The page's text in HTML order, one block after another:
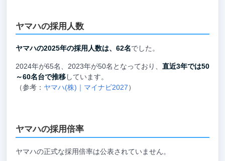
ヤマハの採用人数
ヤマハの2025年の採用人数は、62名でした。
2024年が65名、2023年が50名となっており、 直近3年では50
～60名台で推移しています。
（参考： ヤマハ(株)｜マイナビ2027）
ヤマハの採用倍率
ヤマハの正式な採用倍率は公表されていません。